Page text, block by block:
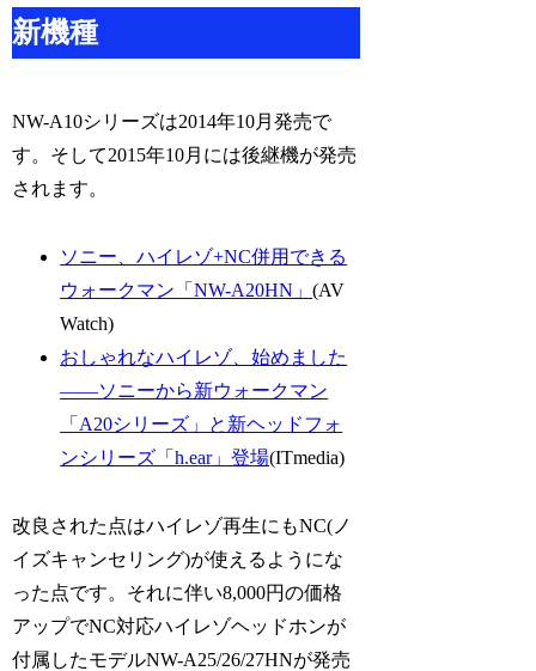
新機種
NW-A10シリーズは2014年10月発売で
す。そして2015年10月には後継機が発売
されます。
ソニー、ハイレゾ+NC併用できる
ウォークマン「NW-A20HN」(AV
Watch)
おしゃれなハイレゾ、始めました
――ソニーから新ウォークマン
「A20シリーズ」と新ヘッドフォ
ンシリーズ「h.ear」登場(ITmedia)
改良された点はハイレゾ再生にもNC(ノ
イズキャンセリング)が使えるようにな
った点です。それに伴い8,000円の価格
アップでNC対応ハイレゾヘッドホンが
付属したモデルNW-A25/26/27HNが発売